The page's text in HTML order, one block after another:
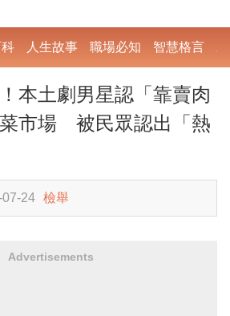
人生故事 職場必知 智慧格言
本土劇男星認「靠賣肉
市場 被民眾認出「熱
07-24 檢舉
Advertisements